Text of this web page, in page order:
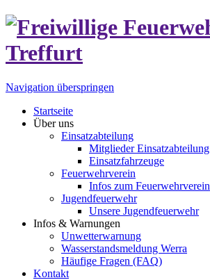
Navigation überspringen
Startseite
Über uns
Einsatzabteilung
Mitglieder Einsatzabteilung
Einsatzfahrzeuge
Feuerwehrverein
Infos zum Feuerwehrverein
Jugendfeuerwehr
Unsere Jugendfeuerwehr
Infos & Warnungen
Unwetterwarnung
Wasserstandsmeldung Werra
Häufige Fragen (FAQ)
Kontakt